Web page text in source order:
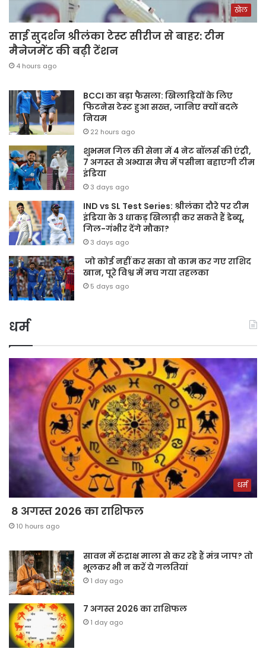
खेल
साई सुदर्शन श्रीलंका टेस्ट सीरीज से बाहर: टीम
मैनेजमेंट की बढ़ी टेंशन
4 hours ago
BCCI का बड़ा फैसला: खिलाड़ियों के लिए
फिटनेस टेस्ट हुआ सख्त, जानिए क्यों बदले
नियम
22 hours ago
शुभमन गिल की सेना में 4 नेट बॉलर्स की एंट्री,
7 अगस्त से अभ्यास मैच में पसीना बहाएगी टीम
इंडिया
3 days ago
IND vs SL Test Series: श्रीलंका दौरे पर टीम
इंडिया के 3 धाकड़ खिलाड़ी कर सकते हैं डेब्यू,
गिल-गंभीर देंगे मौका?
3 days ago
जो कोई नहीं कर सका वो काम कर गए राशिद
खान, पूरे विश्व में मच गया तहलका
5 days ago
धर्म
धर्म
8 अगस्त 2026 का राशिफल
10 hours ago
सावन में रुद्राक्ष माला से कर रहे हैं मंत्र जाप? तो
भूलकर भी न करें ये गलतियां
1 day ago
7 अगस्त 2026 का राशिफल
1 day ago